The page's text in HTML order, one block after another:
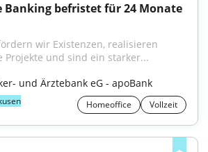
Banking befristet für 24 Monate
wir Existenzen, realisieren
Projekte und sind ein starker...
und Ärztebank eG - apoBank
Homeoffice Vollzeit